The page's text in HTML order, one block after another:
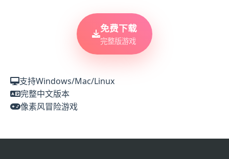
免费下载
完整版游戏
支持Windows/Mac/Linux
完整中文版本
像素风冒险游戏